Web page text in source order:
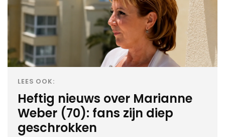
LEES OOK:
Heftig nieuws over Marianne
Weber (70): fans zijn diep
geschrokken